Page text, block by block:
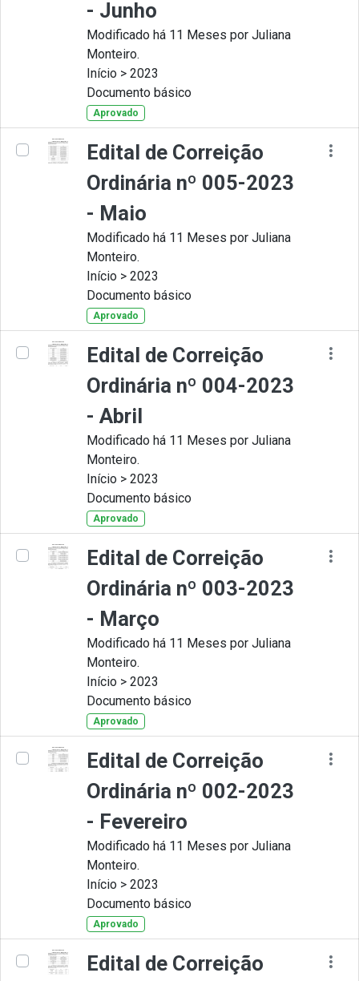
- Junho
Modificado há 11 Meses por Juliana
Monteiro.
Início > 2023
Documento básico
Aprovado
Edital de Correição
Ordinária nº 005-2023
- Maio
Modificado há 11 Meses por Juliana
Monteiro.
Início > 2023
Documento básico
Aprovado
Edital de Correição
Ordinária nº 004-2023
- Abril
Modificado há 11 Meses por Juliana
Monteiro.
Início > 2023
Documento básico
Aprovado
Edital de Correição
Ordinária nº 003-2023
- Março
Modificado há 11 Meses por Juliana
Monteiro.
Início > 2023
Documento básico
Aprovado
Edital de Correição
Ordinária nº 002-2023
- Fevereiro
Modificado há 11 Meses por Juliana
Monteiro.
Início > 2023
Documento básico
Aprovado
Edital de Correição